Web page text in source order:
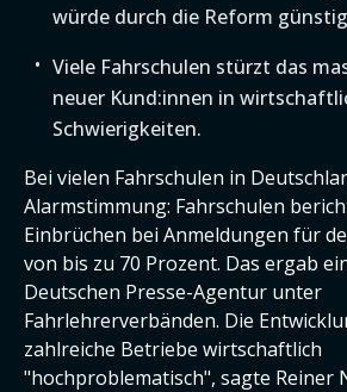
würde durch die Reform
Viele Fahrschulen stürzt das
neuer Kund:innen in
Schwierigkeiten.
Bei vielen Fahrschulen in
Alarmstimmung: Fahrschulen
Einbrüchen bei Anmeldungen für
von bis zu 70 Prozent. Das ergab
Deutschen Presse-Agentur unter
Fahrlehrerverbänden. Die
zahlreiche Betriebe wirtschaftlich
"hochproblematisch", sagte Reiner